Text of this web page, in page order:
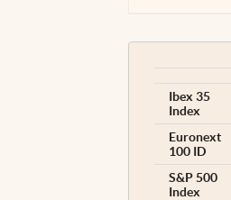
Ibex 35
Index
Euronext
100 ID
S&P 500
Index